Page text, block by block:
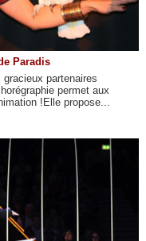
Paradis
partenaires
permet aux
!Elle propose...